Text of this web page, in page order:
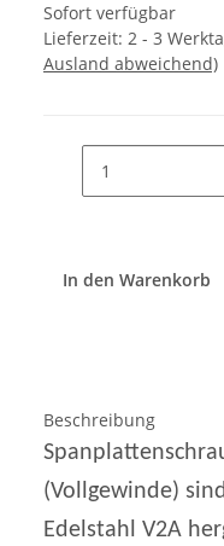
Sofort verfügbar
Lieferzeit: 2 - 3
Ausland abweichend)
In den Warenkorb
Beschreibung
(Vollgewinde)
Edelstahl V2A